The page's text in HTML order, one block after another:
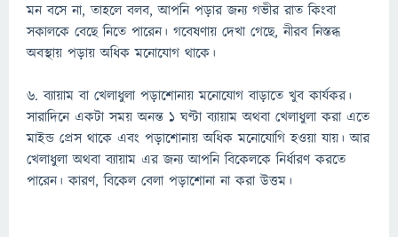
মন বসে না, তাহলে বলব, আপনি পড়ার জন্য গভীর রাত কিংবা
সকালকে বেছে নিতে পারেন। গবেষণায় দেখা গেছে, নীরব নিস্তব্ধ
অবস্থায় পড়ায় অধিক মনোযোগ থাকে।
৬. ব্যায়াম বা খেলাধুলা পড়াশোনায় মনোযোগ বাড়াতে খুব কার্যকর।
সারাদিনে একটা সময় অনন্ত ১ ঘণ্টা ব্যায়াম অথবা খেলাধুলা করা এতে
মাইন্ড প্রেস থাকে এবং পড়াশোনায় অধিক মনোযোগি হওয়া যায়। আর
খেলাধুলা অথবা ব্যায়াম এর জন্য আপনি বিকেলকে নির্ধারণ করতে
পারেন। কারণ, বিকেল বেলা পড়াশোনা না করা উত্তম।